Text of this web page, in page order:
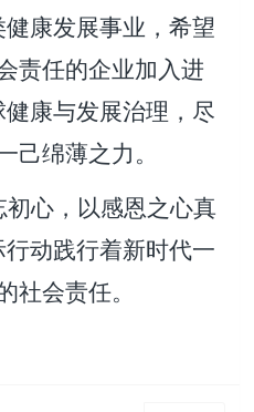
康发展事业，希望
责任的企业加入进
康与发展治理，尽
己绵薄之力。
心，以感恩之心真
动践行着新时代一
社会责任。